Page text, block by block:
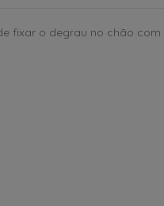
fixar o degrau no chão